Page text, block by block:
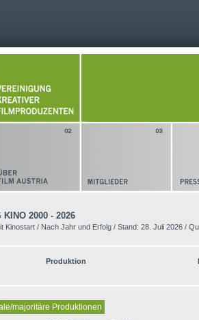
KINO 2000 - 2026
Kinostart / Nach Jahr und Erfolg / Stand: 28. Juli 2026 /
Produktion
majoritäre Produktionen